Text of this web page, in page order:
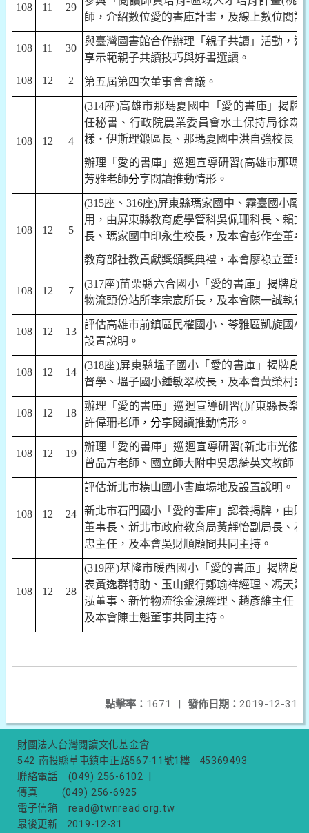
108 11 29
師，介紹數位愛的書庫計畫，及線上數位閱
108 11 30
與臺灣圖書館合作辦理「親子共讀」活動，
享示範親子共讀技巧與好書選讀。
108
12 2 第五屆第四次董事會會議。
108 12 4
(314座)高雄市那瑪夏國中「愛的書庫」揭牌
任秘書、行政院農業委員會水土保持局徐森
樣‧伊斯理鍛區長、那瑪夏國中洪自強校長，
辦理「愛的書庫」巡迴宣導研習(高雄市那瑪
芳雅老師分享閱讀推動情形。
108 12 5
(315座、 316座)屏東縣瑪家國中、霧臺國小勵
用，由屏東縣教育處學管科吳佩珊科長、賴
長、瑪家國中印永生校長，及本會彭作奎董事
教育部社教貢獻獎頒獎典禮，本會廖祿立董
108 12 7
(317座)苗栗縣六合國小「愛的書庫」揭牌啟
物流頭份站所李宗宸所長，及本會陳一誠執行
108 12 13
評估高雄市前鎮區民權國小、苓雅區凱旋國
設置說明。
108 12 14
(318座)屏東縣塭子國小「愛的書庫」揭牌啟
督學、塭子國小鍾敏翠校長，及本會黃榮村董
108 12 18
辦理「愛的書庫」巡迴宣導研習(屏東縣長樂
許偉珊老師 ，分享閱讀推動情形。
108 12 19
辦理「愛的書庫」巡迴宣導研習(新北市光復
曾品方老師、國立師大附中吳思綺英文教師
108 12 24
評估新北市橫山國小書庫場地及設置說明。
新北市石門國小「愛的書庫」認養揭牌，由
董事長、新北市政府教育局黃靜怡副局長、
忠主任，及本會吳財順顧問共同主持。
108 12 28
(319座)基隆市暖西國小「愛的書庫」揭牌啟
表黃逸群特助、玉山銀行鄭瑜祥經理、馮天
泓董事、新竹物流徐金湶經理、趙彥維主任
及本會陳士魁董事共同主持。
發佈日期： 2019-12-31
點擊率： 1671 |
財團法人台灣閱讀文化基金會
542 南投縣草屯鎮中正路567-11號1樓
45369493
聯絡電話
(049) 256-6102
傳真
(049) 256-6925
電子信箱
read@twnread.org.tw
最後更新
2019-12-31